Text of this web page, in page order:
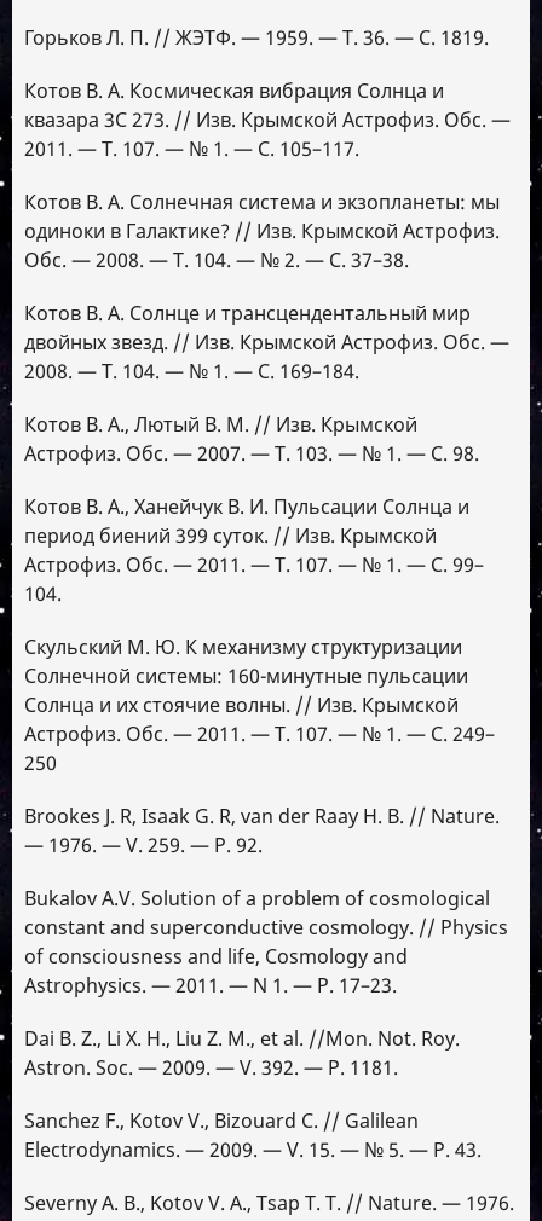
Горьков Л. П. // ЖЭТФ. — 1959. — Т. 36. — С. 1819.
Котов В. А. Космическая вибрация Солнца и
квазара 3С 273. // Изв. Крымской Астрофиз. Обс. —
2011. — Т. 107. — № 1. — С. 105–117.
Котов В. А. Солнечная система и экзопланеты: мы
одиноки в Галактике? // Изв. Крымской Астрофиз.
Обс. — 2008. — Т. 104. — № 2. — С. 37–38.
Котов В. А. Солнце и трансцендентальный мир
двойных звезд. // Изв. Крымской Астрофиз. Обс. —
2008. — Т. 104. — № 1. — С. 169–184.
Котов В. А., Лютый В. М. // Изв. Крымской
Астрофиз. Обс. — 2007. — Т. 103. — № 1. — С. 98.
Котов В. А., Ханейчук В. И. Пульсации Солнца и
период биений 399 суток. // Изв. Крымской
Астрофиз. Обс. — 2011. — Т. 107. — № 1. — С. 99–
104.
Скульский М. Ю. К механизму структуризации
Солнечной системы: 160-минутные пульсации
Солнца и их стоячие волны. // Изв. Крымской
Астрофиз. Обс. — 2011. — Т. 107. — № 1. — С. 249–
250
Brookes J. R, Isaak G. R, van der Raay H. B. // Nature.
— 1976. — V. 259. — P. 92.
Bukalov A.V. Solution of a problem of cosmological
constant and superconductive cosmology. // Physics
of consciousness and life, Cosmology and
Astrophysics. — 2011. — N 1. — P. 17–23.
Dai B. Z., Li X. H., Liu Z. M., et al. //Mon. Not. Roy.
Astron. Soc. — 2009. — V. 392. — P. 1181.
Sanchez F., Kotov V., Bizouard C. // Galilean
Electrodynamics. — 2009. — V. 15. — № 5. — P. 43.
Severny A. B., Kotov V. A., Tsap T. T. // Nature. — 1976.